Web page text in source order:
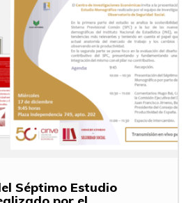
Séptimo Estudio